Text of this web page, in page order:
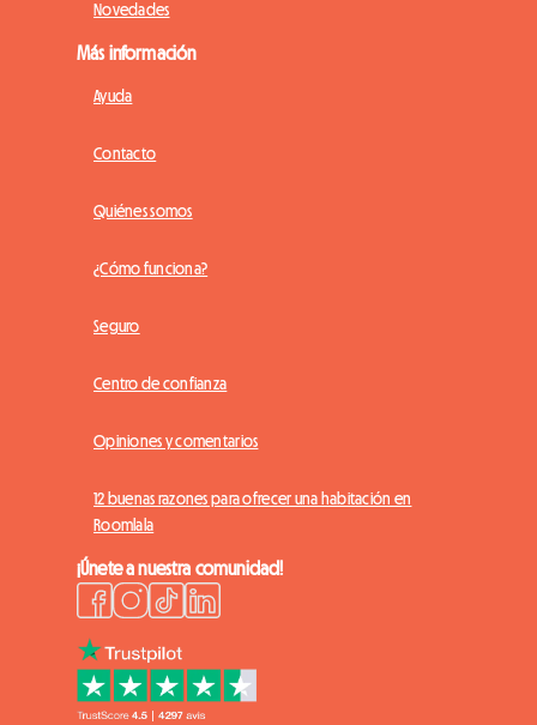
Novedades
Más información
Ayuda
Contacto
Quiénes somos
¿Cómo funciona?
Seguro
Centro de confianza
Opiniones y comentarios
12 buenas razones para ofrecer una habitación en
Roomlala
¡Únete a nuestra comunidad!